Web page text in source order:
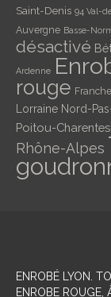
Saint-Denis 94 Val-
Auvergne Basse-
désactivé
Ardenne
rouge
Lorraine Nord-
Poitou-Charentes
Rhône-Alpes
ENROBÉ LYON .
ENROBE ROUGE,